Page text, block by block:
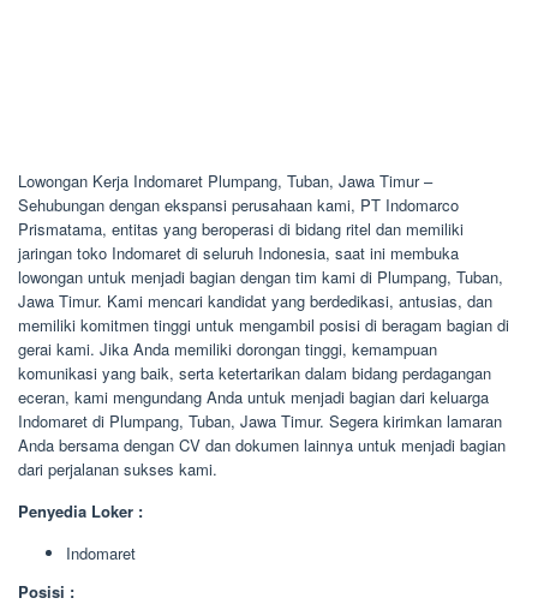
Lowongan Kerja Indomaret Plumpang, Tuban, Jawa Timur –
Sehubungan dengan ekspansi perusahaan kami, PT Indomarco
Prismatama, entitas yang beroperasi di bidang ritel dan memiliki
jaringan toko Indomaret di seluruh Indonesia, saat ini membuka
lowongan untuk menjadi bagian dengan tim kami di Plumpang, Tuban,
Jawa Timur. Kami mencari kandidat yang berdedikasi, antusias, dan
memiliki komitmen tinggi untuk mengambil posisi di beragam bagian di
gerai kami. Jika Anda memiliki dorongan tinggi, kemampuan
komunikasi yang baik, serta ketertarikan dalam bidang perdagangan
eceran, kami mengundang Anda untuk menjadi bagian dari keluarga
Indomaret di Plumpang, Tuban, Jawa Timur. Segera kirimkan lamaran
Anda bersama dengan CV dan dokumen lainnya untuk menjadi bagian
dari perjalanan sukses kami.
Penyedia Loker :
Indomaret
Posisi :